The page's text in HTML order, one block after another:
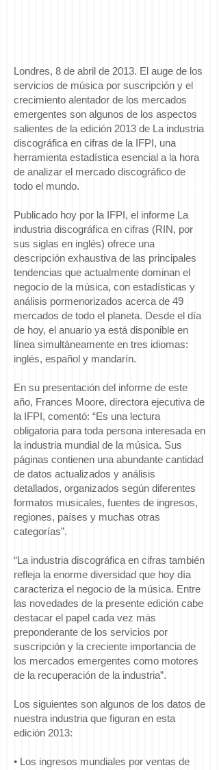
Londres, 8 de abril de 2013. El auge de los
servicios de música por suscripción y el
crecimiento alentador de los mercados
emergentes son algunos de los aspectos
salientes de la edición 2013 de La industria
discográfica en cifras de la IFPI, una
herramienta estadística esencial a la hora
de analizar el mercado discográfico de
todo el mundo.
Publicado hoy por la IFPI, el informe La
industria discográfica en cifras (RIN, por
sus siglas en inglés) ofrece una
descripción exhaustiva de las principales
tendencias que actualmente dominan el
negocio de la música, con estadísticas y
análisis pormenorizados acerca de 49
mercados de todo el planeta. Desde el día
de hoy, el anuario ya está disponible en
línea simultáneamente en tres idiomas:
inglés, español y mandarín.
En su presentación del informe de este
año, Frances Moore, directora ejecutiva de
la IFPI, comentó: “Es una lectura
obligatoria para toda persona interesada en
la industria mundial de la música. Sus
páginas contienen una abundante cantidad
de datos actualizados y análisis
detallados, organizados según diferentes
formatos musicales, fuentes de ingresos,
regiones, países y muchas otras
categorías”.
“La industria discográfica en cifras también
refleja la enorme diversidad que hoy día
caracteriza el negocio de la música. Entre
las novedades de la presente edición cabe
destacar el papel cada vez más
preponderante de los servicios por
suscripción y la creciente importancia de
los mercados emergentes como motores
de la recuperación de la industria”.
Los siguientes son algunos de los datos de
nuestra industria que figuran en esta
edición 2013:
• Los ingresos mundiales por ventas de